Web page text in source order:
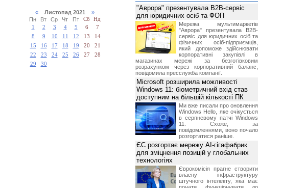
« Листопад 2021 »
Пн
Вт Ср Чт Пт Сб
Нд
1
2 3 4 5 6
7
8
9 10 11 12 13
14
15
16 17 18 19 20
21
22
23 24 25 26 27
28
29
30
"Аврора" презентувала B2B-сервіс
для юридичних осіб та ФОП
Мережа мультимаркетів
"Аврора" презентувала B2B-
сервіс для юридичних осіб та
фізичних осіб-підприємців,
який допоможе здійснювати
корпоративні закупівлі в
магазинах мережі за безготівковим
розрахунком через корпоративний баланс,
повідомила пресслужба компанії.
Microsoft розширила можливості
Windows 11: біометричний вхід став
доступним на більшій кількості ПК
Ми вже писали про оновлення
Windows Hello, яке очікується
в серпневому патчі Windows
11. Схоже, за
повідомленнями, воно почало
розгортатися раніше.
ЄС розгортає мережу AI-гігафабрик
для зміцнення позицій у глобальних
технологіях
Єврокомісія прагне створити
власну інфраструктуру
штучного інтелекту, яка має